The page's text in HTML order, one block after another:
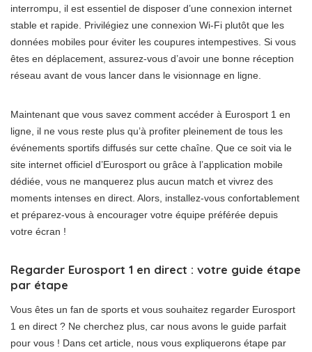
interrompu, il est essentiel de disposer d’une connexion internet
stable et rapide. Privilégiez une connexion Wi-Fi plutôt que les
données mobiles pour éviter les coupures intempestives. Si vous
êtes en déplacement, assurez-vous d’avoir une bonne réception
réseau avant de vous lancer dans le visionnage en ligne.
Maintenant que vous savez comment accéder à Eurosport 1 en
ligne, il ne vous reste plus qu’à profiter pleinement de tous les
événements sportifs diffusés sur cette chaîne. Que ce soit via le
site internet officiel d’Eurosport ou grâce à l’application mobile
dédiée, vous ne manquerez plus aucun match et vivrez des
moments intenses en direct. Alors, installez-vous confortablement
et préparez-vous à encourager votre équipe préférée depuis
votre écran !
Regarder Eurosport 1 en direct : votre guide étape
par étape
Vous êtes un fan de sports et vous souhaitez regarder Eurosport
1 en direct ? Ne cherchez plus, car nous avons le guide parfait
pour vous ! Dans cet article, nous vous expliquerons étape par